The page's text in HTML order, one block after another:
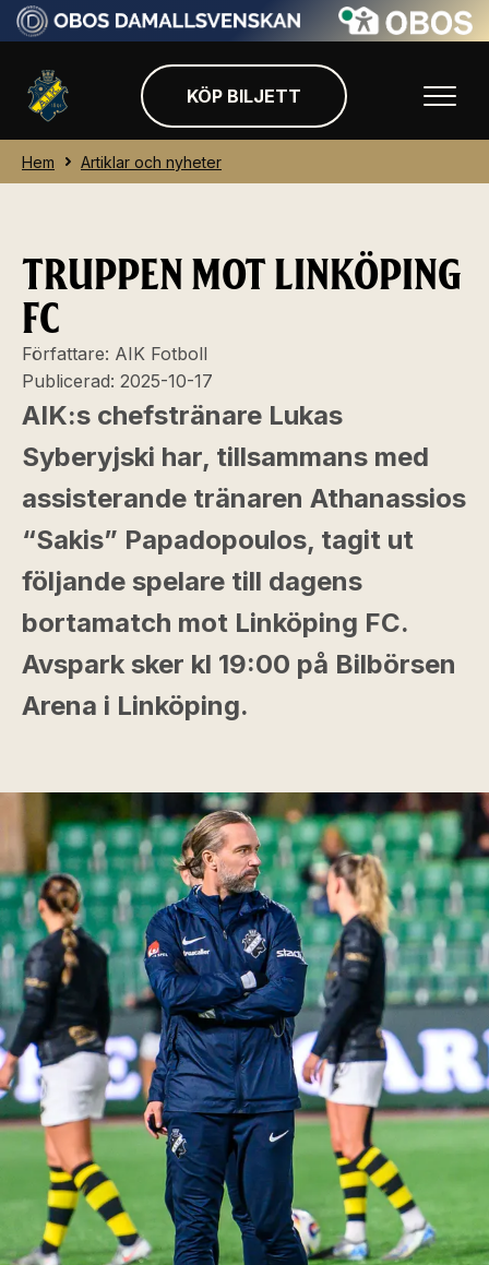
KÖP BILJETT
Hem Artiklar och nyheter
TRUPPEN MOT LINKÖPING
FC
Författare: AIK Fotboll
Publicerad: 2025-10-17
AIK:s chefstränare Lukas
Syberyjski har, tillsammans med
assisterande tränaren Athanassios
“Sakis” Papadopoulos, tagit ut
följande spelare till dagens
bortamatch mot Linköping FC.
Avspark sker kl 19:00 på Bilbörsen
Arena i Linköping.